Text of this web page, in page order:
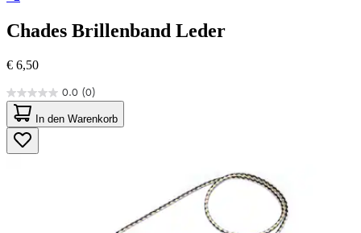
Chades Brillenband Leder
€ 6,50
0.0 (0)
0.0
von
5
Sternen.
In den Warenkorb